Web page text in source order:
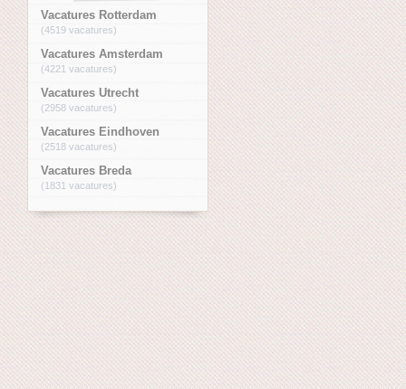
Vacatures Rotterdam
(4519 vacatures)
Vacatures Amsterdam
(4221 vacatures)
Vacatures Utrecht
(2958 vacatures)
Vacatures Eindhoven
(2518 vacatures)
Vacatures Breda
(1831 vacatures)